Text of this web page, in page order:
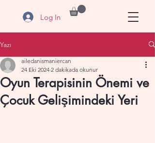
Log In
Yazı
Oyun Terapisinin Önemi ve
Çocuk Gelişimindeki Yeri
ailedanismaniercan
24 Eki 2024 2 dakikada okunur